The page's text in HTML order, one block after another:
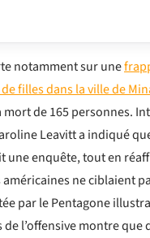
notamment sur une
filles dans la ville de
mort de 165 personnes.
Leavitt a indiqué
une enquête, tout en
ne ciblaient
par le Pentagone
l’offensive montre que